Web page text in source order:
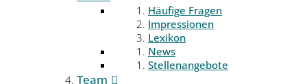
Häufige Fragen
Impressionen
Lexikon
News
Stellenangebote
Team